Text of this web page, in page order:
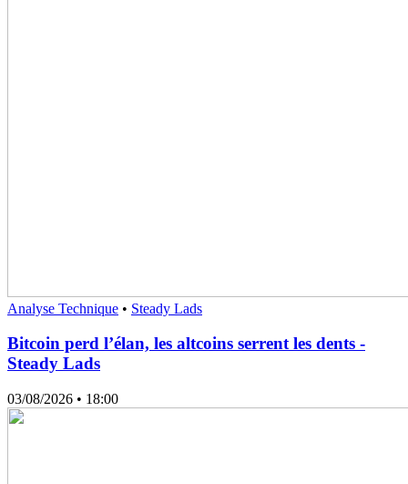
Analyse Technique • Steady Lads
Bitcoin perd l’élan, les altcoins serrent les dents -
Steady Lads
03/08/2026 • 18:00